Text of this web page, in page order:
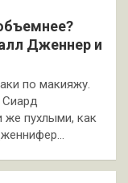
Дженнер и
по макияжу.
Сиард
же пухлыми, как